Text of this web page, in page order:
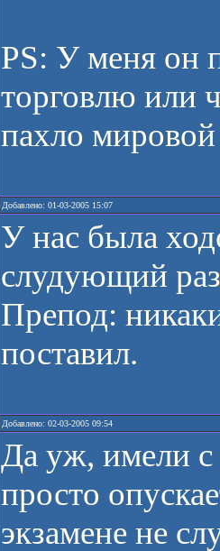
PS: У меня он
торговлю или
пахло
Добавлено: 01-03-2005 15:07
У нас была
слудующий
Препод:
поставил.
Добавлено: 02-03-2005 09:54
Да уж, имели с
просто
экзамене не